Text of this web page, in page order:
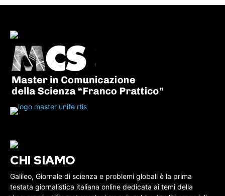
CHI SIAMO
Galileo, Giornale di scienza e problemi globali è la prima
testata giornalistica italiana online dedicata ai temi della